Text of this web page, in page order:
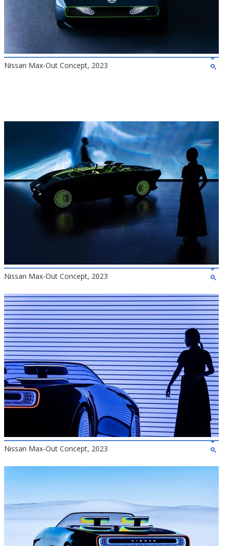
Nissan Max-Out Concept, 2023
Nissan Max-Out Concept, 2023
Nissan Max-Out Concept, 2023